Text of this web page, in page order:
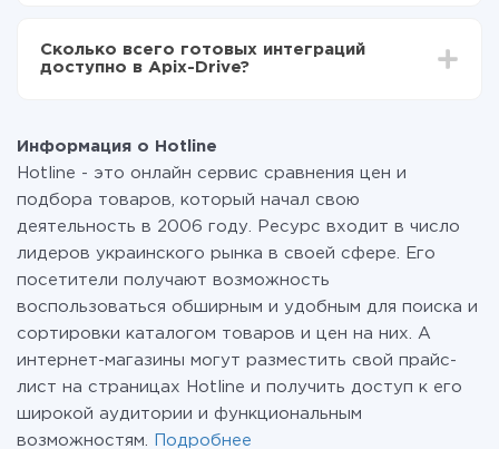
функционал. Вы оплачиваете только количество
данных, которые по факту передаются из одной
перейти на платный, при необходимости. Подробнее
отарифах
Сколько всего готовых интеграций
доступно в Apix-Drive?
Информация о Hotline
Hotline - это онлайн сервис сравнения цен и
подбора товаров, который начал свою
деятельность в 2006 году. Ресурс входит в число
лидеров украинского рынка в своей сфере. Его
посетители получают возможность
воспользоваться обширным и удобным для поиска и
сортировки каталогом товаров и цен на них. А
интернет-магазины могут разместить свой прайс-
лист на страницах Hotline и получить доступ к его
широкой аудитории и функциональным
возможностям.
Подробнее